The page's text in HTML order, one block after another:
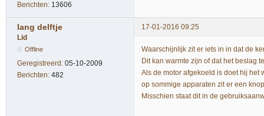
Berichten: 13606
lang delftje
17-01-2016 09:25
Lid
Offline
Geregistreerd: 05-10-2009
Berichten: 482
Waarschijnlijk zit er iets in in dat de
Dit kan warmte zijn of dat het beslag
Als de motor afgekoeld is doet hij het
op sommige apparaten zit er een
Misschien staat dit in de